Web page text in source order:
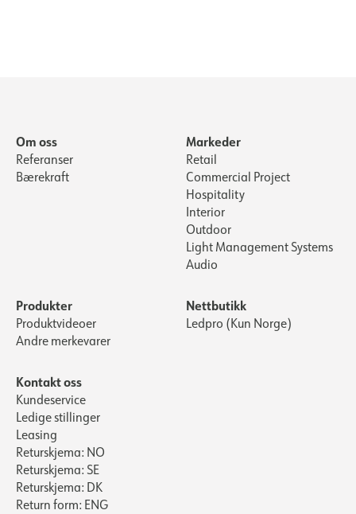
Om oss
Referanser
Bærekraft
Markeder
Retail
Commercial Project
Hospitality
Interior
Outdoor
Light Management Systems
Audio
Produkter
Produktvideoer
Andre merkevarer
Nettbutikk
Ledpro (Kun Norge)
Kontakt oss
Kundeservice
Ledige stillinger
Leasing
Returskjema: NO
Returskjema: SE
Returskjema: DK
Return form: ENG